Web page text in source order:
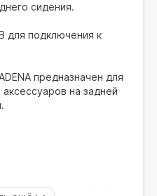
сидения.
для подключения к
предназначен для
на задней
разного размера.